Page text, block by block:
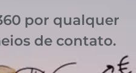
por qualquer
de contato.